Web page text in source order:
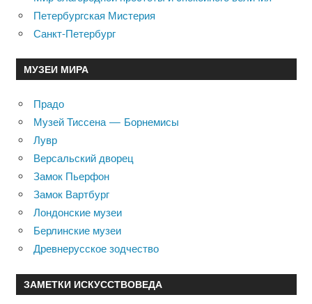
Петербургская Мистерия
Санкт-Петербург
МУЗЕИ МИРА
Прадо
Музей Тиссена — Борнемисы
Лувр
Версальский дворец
Замок Пьерфон
Замок Вартбург
Лондонские музеи
Берлинские музеи
Древнерусское зодчество
ЗАМЕТКИ ИСКУССТВОВЕДА